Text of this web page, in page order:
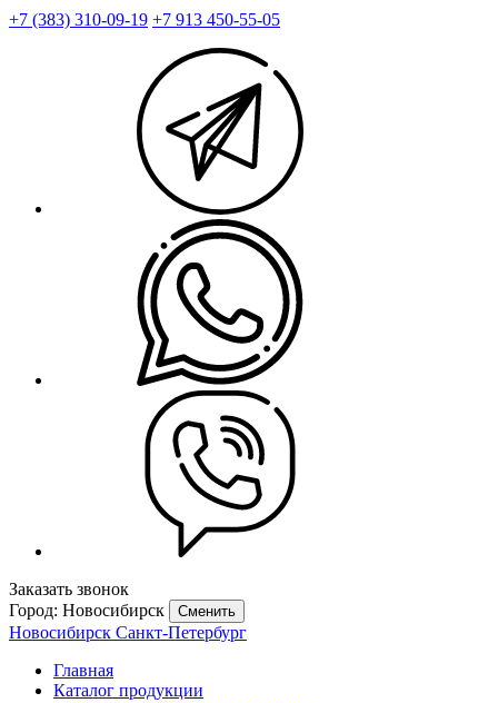
+7 (383) 310-09-19 +7 913 450-55-05
Заказать звонок
Город: Новосибирск
Сменить
Новосибирск Санкт-Петербург
Главная
Каталог продукции